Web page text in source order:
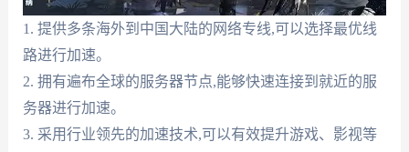
1. 提供多条海外到中国大陆的网络专线,可以选择最优线
路进行加速。
2. 拥有遍布全球的服务器节点,能够快速连接到就近的服
务器进行加速。
3. 采用行业领先的加速技术,可以有效提升游戏、影视等